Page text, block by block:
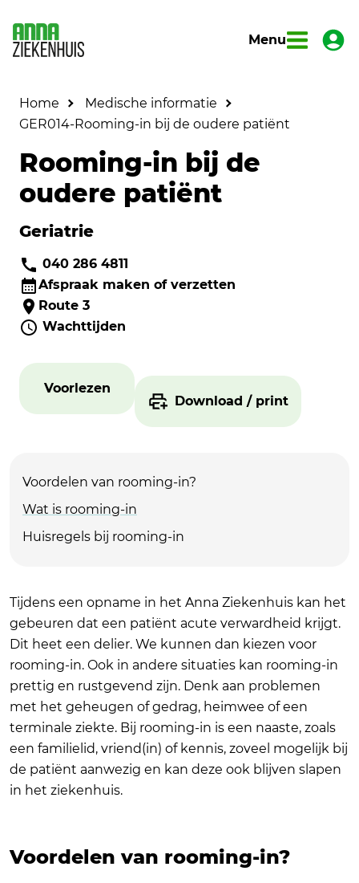
Menu
Home
Medische informatie
GER014-Rooming-in bij de oudere patiënt
Rooming-in bij de
oudere patiënt
Geriatrie
040 286 4811
Afspraak maken of verzetten
Route 3
Wachttijden
Voorlezen
Download / print
Voordelen van rooming-in?
Wat is rooming-in
Huisregels bij rooming-in
Tijdens een opname in het Anna Ziekenhuis kan het
gebeuren dat een patiënt acute verwardheid krijgt.
Dit heet een delier. We kunnen dan kiezen voor
rooming-in. Ook in andere situaties kan rooming-in
prettig en rustgevend zijn. Denk aan problemen
met het geheugen of gedrag, heimwee of een
terminale ziekte. Bij rooming-in is een naaste, zoals
een familielid, vriend(in) of kennis, zoveel mogelijk bij
de patiënt aanwezig en kan deze ook blijven slapen
in het ziekenhuis.
Voordelen van rooming-in?